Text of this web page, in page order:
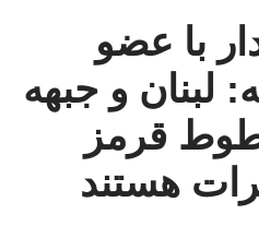
با عضو
لبنان و جبهه
قرمز
هستند